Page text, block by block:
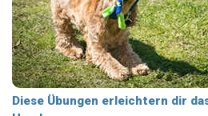
Diese Übungen erleichtern dir